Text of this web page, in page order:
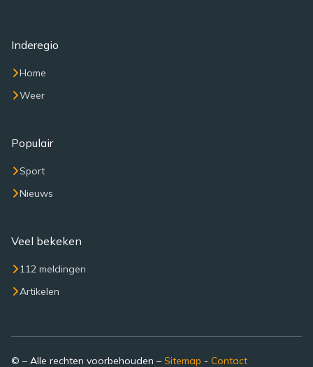
Inderegio
Home
Weer
Populair
Sport
Nieuws
Veel bekeken
112 meldingen
Artikelen
© – Alle rechten voorbehouden – Sitemap - Contact